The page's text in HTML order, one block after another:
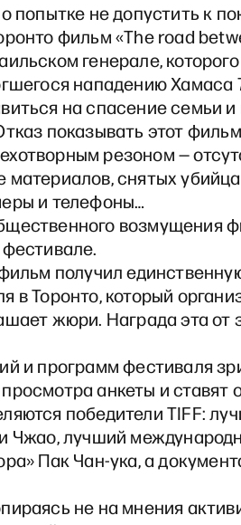
попытке не допустить к
фильм «The road
генерале,
нападению Хамаса
на спасение семьи и
показывать этот фильм
резоном —
материалов, снятых
и телефоны…
возмущения
получил
в Торонто, который
жюри. Награда эта от
и программ фестиваля
анкеты и ставят
победители TIFF:
Чжао, лучший
Пак Чан-ука, а
не на мнения